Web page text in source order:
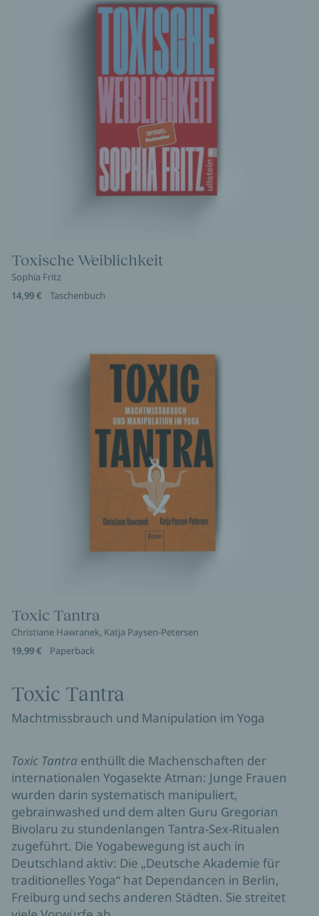
Toxische Weiblichkeit
Sophia Fritz
14,99 €
Taschenbuch
Toxic Tantra
Christiane Hawranek, Katja Paysen-Petersen
19,99 €
Paperback
Toxic Tantra
Machtmissbrauch und Manipulation im Yoga
Toxic Tantra enthüllt die Machenschaften der
internationalen Yogasekte Atman: Junge Frauen
wurden darin systematisch manipuliert,
gebrainwashed und dem alten Guru Gregorian
Bivolaru zu stundenlangen Tantra-Sex-Ritualen
zugeführt. Die Yogabewegung ist auch in
Deutschland aktiv: Die „Deutsche Akademie für
traditionelles Yoga“ hat Dependancen in Berlin,
Freiburg und sechs anderen Städten. Sie streitet